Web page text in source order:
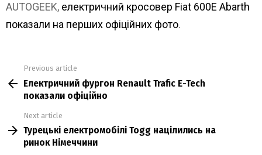
AUTOGEEK, електричний кросовер Fiat 600E Abarth
показали на перших офіційних фото.
more
Previous article
Електричний фургон Renault Trafic E-Tech
показали офіційно
Next article
Турецькі електромобілі Togg націлились на
ринок Німеччини